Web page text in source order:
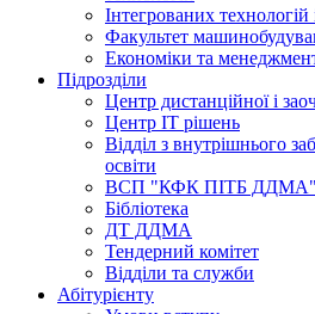
Інтегрованих
Факультет
Економіки та
Підрозділи
Центр дистанційної і
Центр ІТ рішень
Відділ з внутрішнього
освіти
ВСП "КФК ПІТБ ДДМА"
Бібліотека
ДТ ДДМА
Тендерний комітет
Відділи та служби
Абітурієнту